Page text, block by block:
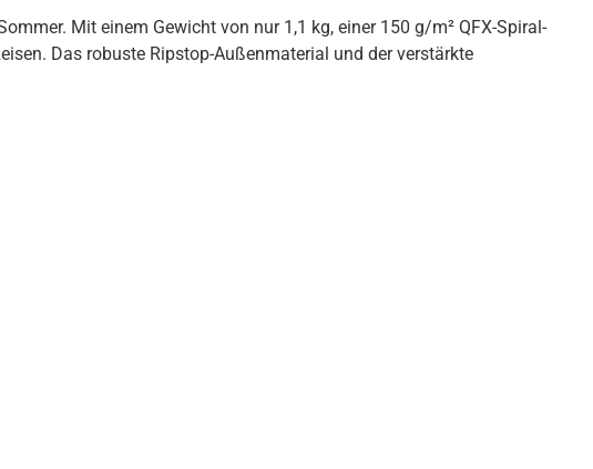
Mit einem Gewicht von nur 1,1 kg, einer 150 g/m² QFX-Spiral-
Das robuste Ripstop-Außenmaterial und der verstärkte